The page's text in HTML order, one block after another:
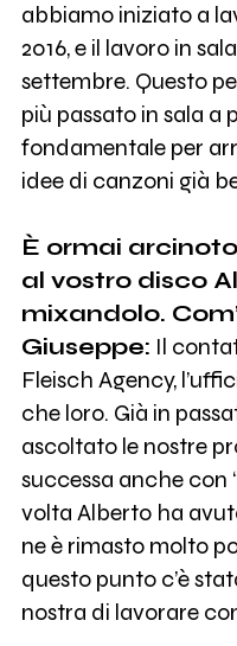
abbiamo iniziato a
2016, e il lavoro in
settembre. Questo
più passato in sala a
fondamentale per
idee di canzoni già
È ormai
al vostro disco
mixandolo.
Giuseppe: Il
Fleisch Agency,
che loro. Già in
ascoltato le nostre
successa anche con
volta Alberto ha
ne è rimasto molto
questo punto c’è
nostra di lavorare